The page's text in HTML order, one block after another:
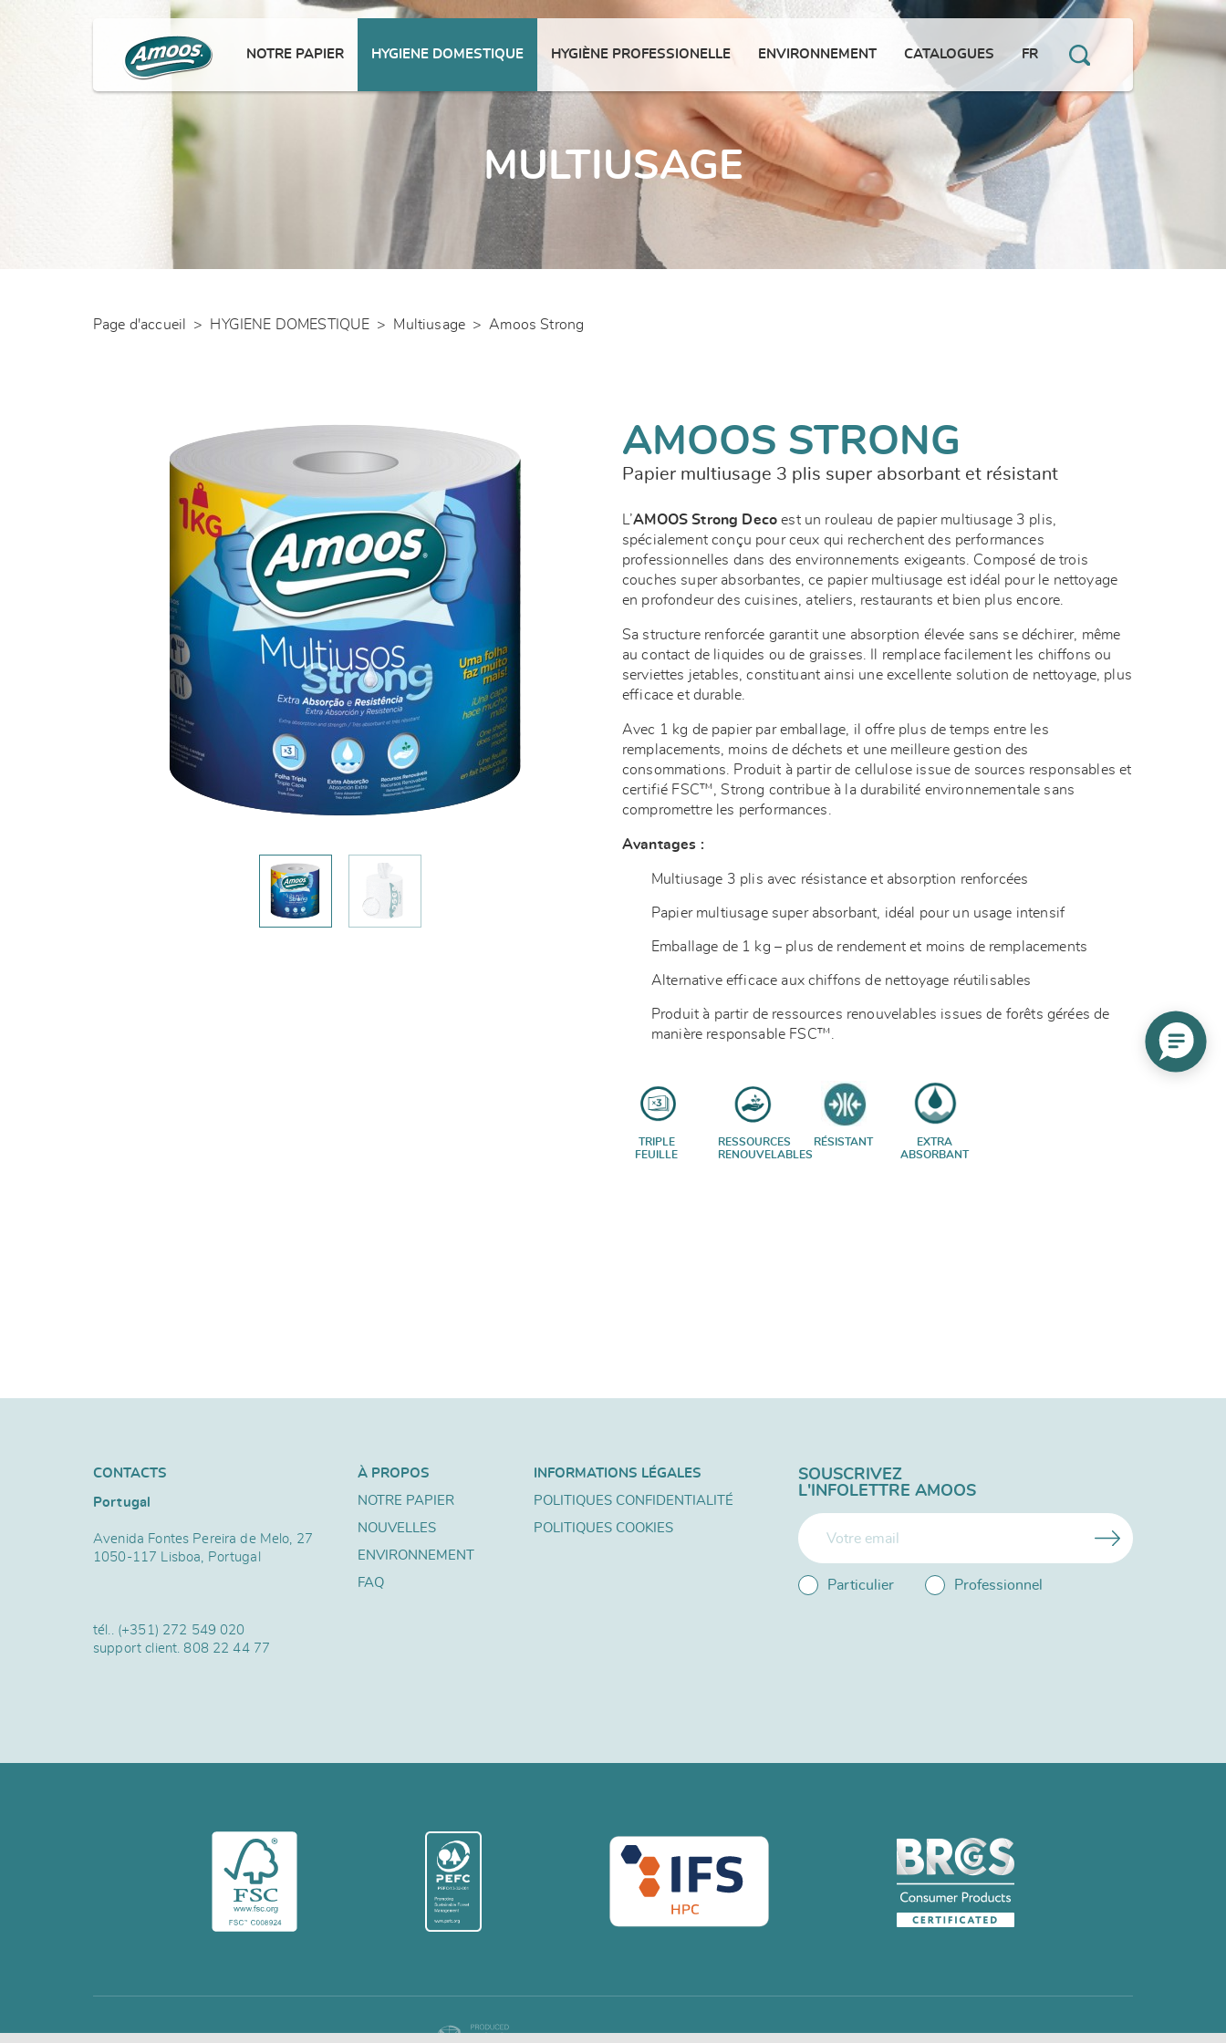
NOTRE PAPIER HYGIENE DOMESTIQUE HYGIÈNE PROFESSIONELLE ENVIRONNEMENT CATALOGUES FR
MULTIUSAGE
Page d'accueil > HYGIENE DOMESTIQUE > Multiusage > Amoos Strong
AMOOS STRONG
Papier multiusage 3 plis super absorbant et résistant
L’AMOOS Strong Deco est un rouleau de papier multiusage 3 plis,
spécialement conçu pour ceux qui recherchent des performances
professionnelles dans des environnements exigeants. Composé de trois
couches super absorbantes, ce papier multiusage est idéal pour le nettoyage
en profondeur des cuisines, ateliers, restaurants et bien plus encore.
Sa structure renforcée garantit une absorption élevée sans se déchirer, même
au contact de liquides ou de graisses. Il remplace facilement les chiffons ou
serviettes jetables, constituant ainsi une excellente solution de nettoyage, plus
efficace et durable.
Avec 1 kg de papier par emballage, il offre plus de temps entre les
remplacements, moins de déchets et une meilleure gestion des
consommations. Produit à partir de cellulose issue de sources responsables et
certifié FSC™, Strong contribue à la durabilité environnementale sans
compromettre les performances.
Avantages :
Multiusage 3 plis avec résistance et absorption renforcées
Papier multiusage super absorbant, idéal pour un usage intensif
Emballage de 1 kg – plus de rendement et moins de remplacements
Alternative efficace aux chiffons de nettoyage réutilisables
Produit à partir de ressources renouvelables issues de forêts gérées de
manière responsable FSC™.
TRIPLE
FEUILLE
RESSOURCES
RENOUVELABLES
RÉSISTANT
EXTRA
ABSORBANT
CONTACTS
Portugal
Avenida Fontes Pereira de Melo, 27
1050-117 Lisboa, Portugal
tél.. (+351) 272 549 020
support client.808 22 44 77
À PROPOS
NOTRE PAPIER
NOUVELLES
ENVIRONNEMENT
FAQ
INFORMATIONS LÉGALES
POLITIQUES CONFIDENTIALITÉ
POLITIQUES COOKIES
SOUSCRIVEZ
L'INFOLETTRE AMOOS
Particulier Professionnel